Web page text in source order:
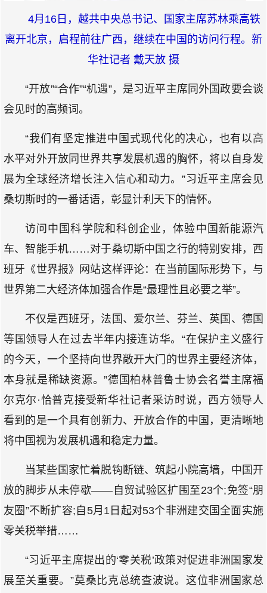
4月16日，越共中央总书记、国家主席苏林乘高铁
离开北京，启程前往广西，继续在中国的访问行程。新
华社记者 戴天放 摄
“开放”“合作”“机遇”，是习近平主席同外国政要会谈
会见时的高频词。
“我们有坚定推进中国式现代化的决心，也有以高
水平对外开放同世界共享发展机遇的胸怀，将以自身发
展为全球经济增长注入信心和动力。”习近平主席会见
桑切斯时的一番话语，彰显计利天下的情怀。
访问中国科学院和科创企业，体验中国新能源汽
车、智能手机……对于桑切斯中国之行的特别安排，西
班牙《世界报》网站这样评论：在当前国际形势下，与
世界第二大经济体加强合作是“最理性且必要之举”。
不仅是西班牙，法国、爱尔兰、芬兰、英国、德国
等国领导人在过去半年内接连访华。“在保护主义盛行
的今天，一个坚持向世界敞开大门的世界主要经济体，
本身就是稀缺资源。”德国柏林普鲁士协会名誉主席福
尔克尔·恰普克接受新华社记者采访时说，西方领导人
看到的是一个具有创新力、开放合作的中国，更清晰地
将中国视为发展机遇和稳定力量。
当某些国家忙着脱钩断链、筑起小院高墙，中国开
放的脚步从未停歇——自贸试验区扩围至23个;免签“朋
友圈”不断扩容;自5月1日起对53个非洲建交国全面实施
零关税举措……
“习近平主席提出的‘零关税’政策对促进非洲国家发
展至关重要。”莫桑比克总统查波说。这位非洲国家总